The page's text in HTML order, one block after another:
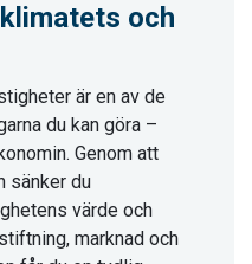
och
är en av de
du kan göra –
Genom att
sänker du
värde och
marknad och